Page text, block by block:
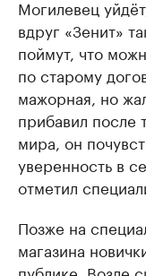
Могилевец
вдруг «Зенит»
поймут, что
по старому
мажорная, но
прибавил после
мира, он
уверенность в
отметил
Позже на
магазина